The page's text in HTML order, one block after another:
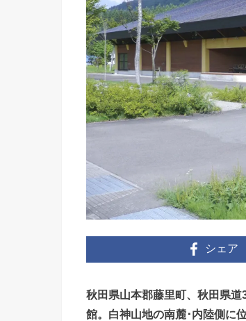
シェア
秋田県山本郡藤里町、秋田県
館。白神山地の南麓･内陸側に